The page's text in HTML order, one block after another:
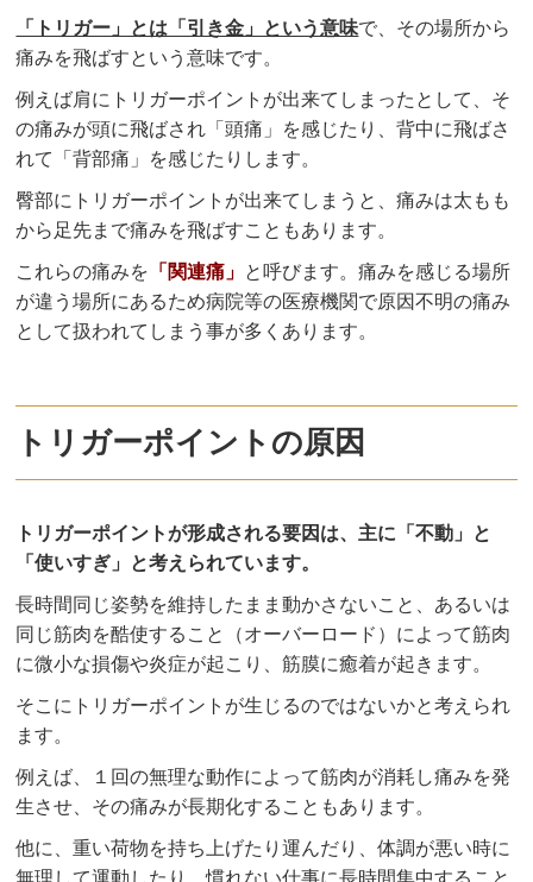
「トリガー」とは「引き金」という意味で、その場所から
痛みを飛ばすという意味です。
例えば肩にトリガーポイントが出来てしまったとして、そ
の痛みが頭に飛ばされ「頭痛」を感じたり、背中に飛ばさ
れて「背部痛」を感じたりします。
臀部にトリガーポイントが出来てしまうと、痛みは太もも
から足先まで痛みを飛ばすこともあります。
これらの痛みを 「関連痛」 と呼びます。痛みを感じる場所
が違う場所にあるため病院等の医療機関で原因不明の痛み
として扱われてしまう事が多くあります。
トリガーポイントの原因
トリガーポイントが形成される要因は、主に「不動」と
「使いすぎ」と考えられています。
長時間同じ姿勢を維持したまま動かさないこと、あるいは
同じ筋肉を酷使すること（オーバーロード）によって筋肉
に微小な損傷や炎症が起こり、筋膜に癒着が起きます。
そこにトリガーポイントが生じるのではないかと考えられ
ます。
例えば、１回の無理な動作によって筋肉が消耗し痛みを発
生させ、その痛みが長期化することもあります。
他に、重い荷物を持ち上げたり運んだり、体調が悪い時に